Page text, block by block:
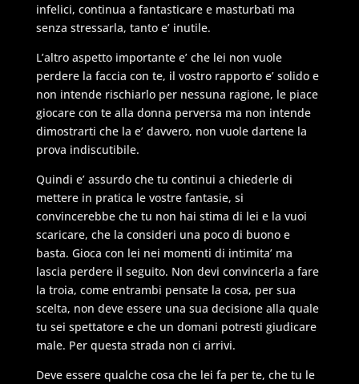
infelici, continua a fantasticare e masturbati ma
senza stressarla, tanto e’ inutile.
L’altro aspetto importante e’ che lei non vuole
perdere la faccia con te, il vostro rapporto e’ solido e
non intende rischiarlo per nessuna ragione, le piace
giocare con te alla donna perversa ma non intende
dimostrarti che la e’ davvero, non vuole dartene la
prova indiscutibile.
Quindi e’ assurdo che tu continui a chiederle di
mettere in pratica le vostre fantasie, si
convincerebbe che tu non hai stima di lei e la vuoi
scaricare, che la consideri una poco di buono e
basta. Gioca con lei nei momenti di intimita’ ma
lascia perdere il seguito. Non devi convincerla a fare
la troia, come entrambi pensate la cosa, per sua
scelta, non deve essere una sua decisione alla quale
tu sei spettatore e che un domani potresti giudicare
male. Per questa strada non ci arrivi.
Deve essere qualche cosa che lei fa per te, che tu le